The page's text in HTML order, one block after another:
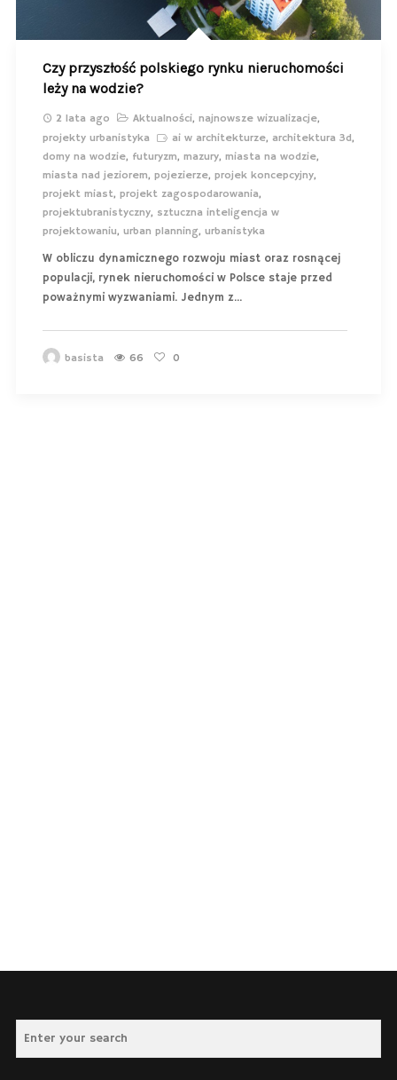
Czy przyszłość polskiego rynku nieruchomości
leży na wodzie?
2 lata ago Aktualności, najnowsze wizualizacje,
projekty urbanistyka
ai w architekturze, architektura 3d,
domy na wodzie, futuryzm, mazury, miasta na wodzie,
miasta nad jeziorem, pojezierze, projek koncepcyjny,
projekt miast, projekt zagospodarowania,
projektubranistyczny, sztuczna inteligencja w
projektowaniu, urban planning, urbanistyka
W obliczu dynamicznego rozwoju miast oraz rosnącej
populacji, rynek nieruchomości w Polsce staje przed
poważnymi wyzwaniami. Jednym z...
basista 66 0